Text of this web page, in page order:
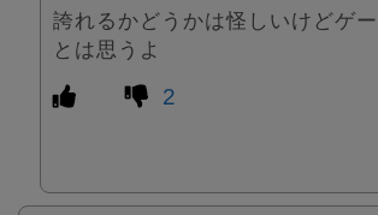
誇れるかどうかは怪しいけどゲ
とは思うよ
2